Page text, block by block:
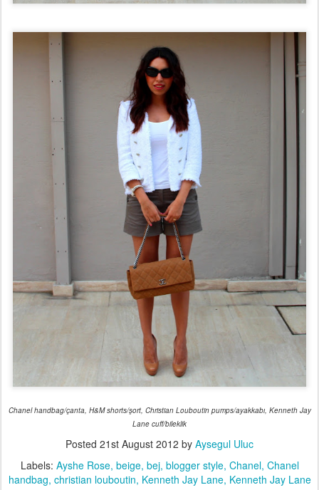
Chanel handbag/çanta, H&M shorts/şort, Christian Louboutin pumps/ayakkabı, Kenneth Jay
Lane cuff/bileklik
Posted 21st August 2012 by Aysegul Uluc
Labels: Ayshe Rose beige bej blogger style Chanel Chanel
handbag christian louboutin Kenneth Jay Lane Kenneth Jay Lane